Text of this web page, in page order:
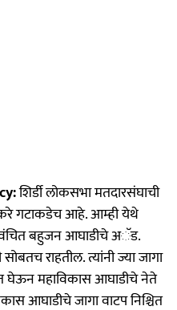
शिर्डी लोकसभा मतदारसंघाची
गटाकडेच आहे. आम्ही येथे
बहुजन आघाडीचे अॅड.
राहतील. त्यांनी ज्या जागा
घेऊन महाविकास आघाडीचे नेते
आघाडीचे जागा वाटप निश्चित